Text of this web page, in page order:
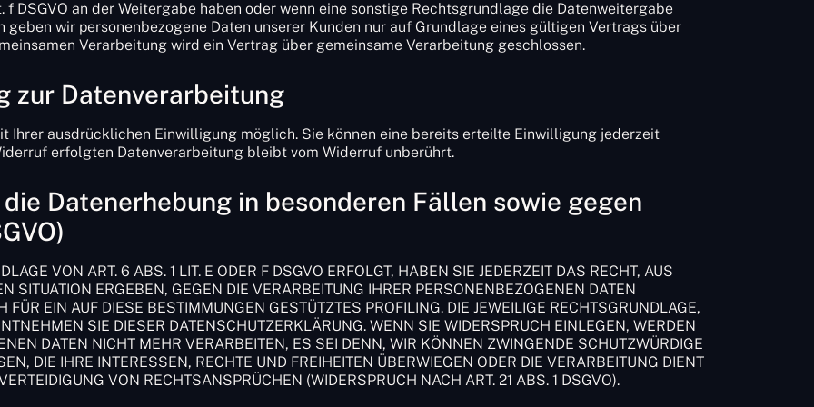
DSGVO an der Weitergabe haben oder wenn eine sonstige Rechtsgrundlage die Datenweitergabe
wir personenbezogene Daten unserer Kunden nur auf Grundlage eines gültigen Vertrags über
Verarbeitung wird ein Vertrag über gemeinsame Verarbeitung geschlossen.
zur Datenverarbeitung
Ihrer ausdrücklichen Einwilligung möglich. Sie können eine bereits erteilte Einwilligung jederzeit
erfolgten Datenverarbeitung bleibt vom Widerruf unberührt.
Datenerhebung in besonderen Fällen sowie gegen
VON ART. 6 ABS. 1 LIT. E ODER F DSGVO ERFOLGT, HABEN SIE JEDERZEIT DAS RECHT, AUS
SITUATION ERGEBEN, GEGEN DIE VERARBEITUNG IHRER PERSONENBEZOGENEN DATEN
FÜR EIN AUF DIESE BESTIMMUNGEN GESTÜTZTES PROFILING. DIE JEWEILIGE RECHTSGRUNDLAGE,
SIE DIESER DATENSCHUTZERKLÄRUNG. WENN SIE WIDERSPRUCH EINLEGEN, WERDEN
DATEN NICHT MEHR VERARBEITEN, ES SEI DENN, WIR KÖNNEN ZWINGENDE SCHUTZWÜRDIGE
DIE IHRE INTERESSEN, RECHTE UND FREIHEITEN ÜBERWIEGEN ODER DIE VERARBEITUNG DIENT
VON RECHTSANSPRÜCHEN (WIDERSPRUCH NACH ART. 21 ABS. 1 DSGVO).